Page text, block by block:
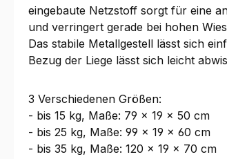
eingebaute Netzstoff sorgt für eine
und verringert gerade bei hohen
Das stabile Metallgestell lässt sich
Bezug der Liege lässt sich leicht
3 Verschiedenen Größen:
- bis 15 kg, Maße: 79 × 19 × 50 cm
- bis 25 kg, Maße: 99 × 19 × 60 cm
- bis 35 kg, Maße: 120 × 19 × 70 cm